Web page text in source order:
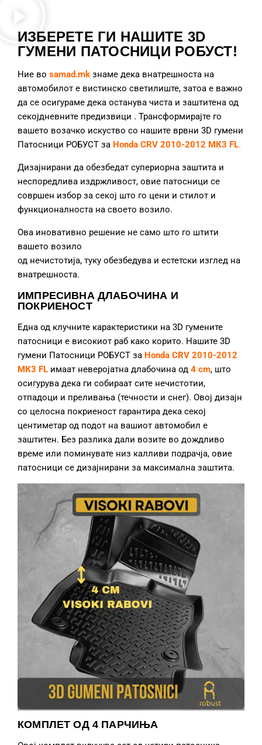
ИЗБЕРЕТЕ ГИ НАШИТЕ 3D
ГУМЕНИ ПАТОСНИЦИ РОБУСТ!
Ние во samad.mk знаме дека внатрешноста на
автомобилот е вистинско светилиште, затоа е важно
да се осигураме дека останува чиста и заштитена од
секојдневните предизвици . Трансформирајте го
вашето возачко искуство со нашите врвни 3D гумени
Патосници РОБУСТ за Honda CRV 2010-2012 МК3 FL.
Дизајнирани да обезбедат супериорна заштита и
неспоредлива издржливост, овие патосници се
совршен избор за секој што го цени и стилот и
функционалноста на своето возило.
Ова иновативно решение не само што го штити
вашето возило
од нечистотија, туку обезбедува и естетски изглед на
внатрешноста.
ИМПРЕСИВНА ДЛАБОЧИНА И
ПОКРИЕНОСТ
Една од клучните карактеристики на 3D гумените
патосници е високиот раб како корито. Нашите 3D
гумени Патосници РОБУСТ за Honda CRV 2010-2012
МК3 FL имаат неверојатна длабочина од 4 cm, што
осигурува дека ги собираат сите нечистотии,
отпадоци и преливања (течности и снег). Овој дизајн
со целосна покриеност гарантира дека секој
центиметар од подот на вашиот автомобил е
заштитен. Без разлика дали возите во дождливо
време или поминувате низ калливи подрачја, овие
патосници се дизајнирани за максимална заштита.
КОМПЛЕТ ОД 4 ПАРЧИЊА